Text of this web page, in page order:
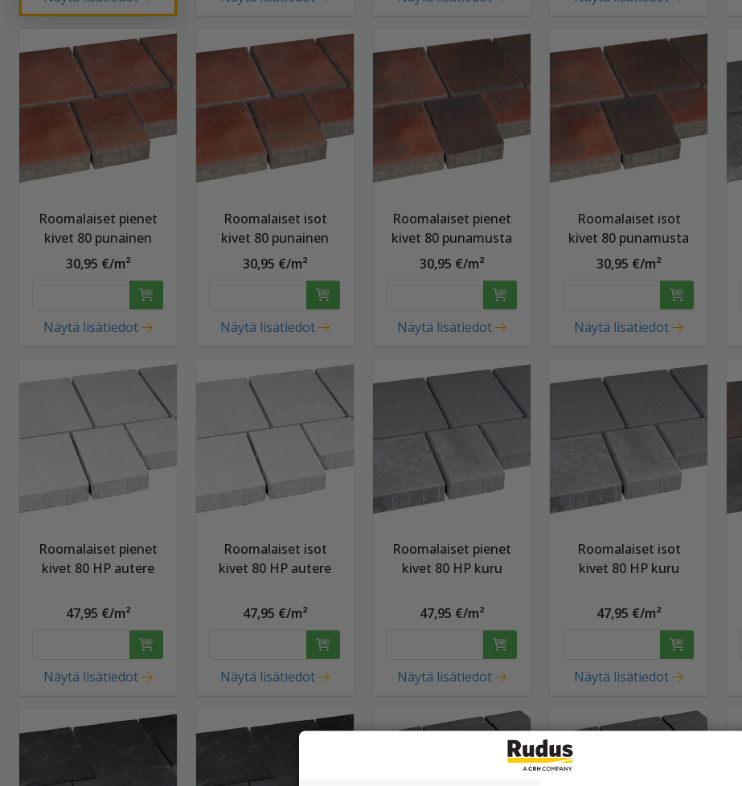
Roomalaiset pienet
kivet 80 punainen
30,95 €/m²
Näytä lisätiedot
Roomalaiset isot
kivet 80 punainen
30,95 €/m²
Näytä lisätiedot
Roomalaiset pienet
kivet 80 punamusta
30,95 €/m²
Näytä lisätiedot
Roomalaiset isot
kivet 80 punamusta
30,95 €/m²
Näytä lisätiedot
Roomalaiset pienet
kivet 80 HP autere
47,95 €/m²
Näytä lisätiedot
Roomalaiset isot
kivet 80 HP autere
47,95 €/m²
Näytä lisätiedot
Roomalaiset pienet
kivet 80 HP kuru
47,95 €/m²
Näytä lisätiedot
Roomalaiset isot
kivet 80 HP kuru
47,95 €/m²
Näytä lisätiedot